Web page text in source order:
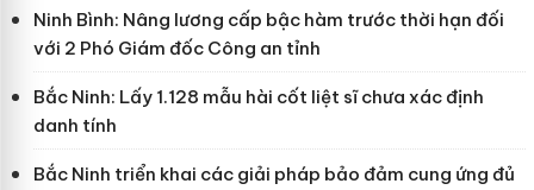
Ninh Bình: Nâng lương cấp bậc hàm trước thời hạn đối
với 2 Phó Giám đốc Công an tỉnh
Bắc Ninh: Lấy 1.128 mẫu hài cốt liệt sĩ chưa xác định
danh tính
Bắc Ninh triển khai các giải pháp bảo đảm cung ứng đủ